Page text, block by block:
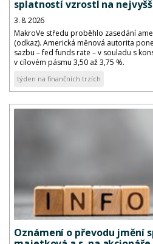
splatností vzrostl na
3. 8. 2026
MakroVe středu proběhlo zasedání
(odkaz). Americká měnová autorita
sazbu – fed funds rate – v souladu s
v cílovém pásmu 3,50 až 3,75 %.
týden na finančních trzích
Oznámení o převodu jmění